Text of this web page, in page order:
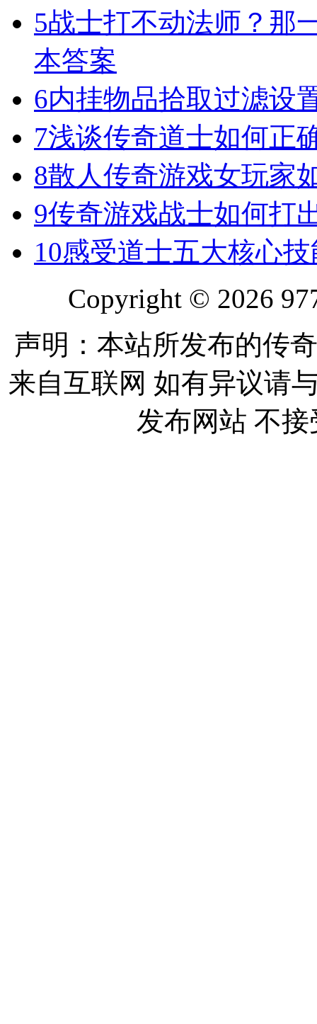
5战士打不动法师？那
本答案
6内挂物品拾取过滤设
7浅谈传奇道士如何正
8散人传奇游戏女玩家
9传奇游戏战士如何打
10感受道士五大核心
Copyright © 2026
声明：本站所发布的传
来自互联网 如有异议请
发布网站 不